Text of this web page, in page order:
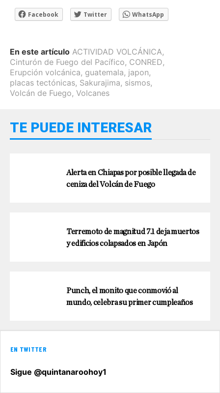
Facebook Twitter WhatsApp
En este artículo ACTIVIDAD VOLCÁNICA,
Cinturón de Fuego del Pacífico, CONRED,
Erupción volcánica, guatemala, japon,
placas tectónicas, Sakurajima, sismos,
Volcán de Fuego, Volcanes
TE PUEDE INTERESAR
Alerta en Chiapas por posible llegada de
ceniza del Volcán de Fuego
Terremoto de magnitud 7.1 deja muertos
y edificios colapsados en Japón
Punch, el monito que conmovió al
mundo, celebra su primer cumpleaños
EN TWITTER
Sigue @quintanaroohoy1